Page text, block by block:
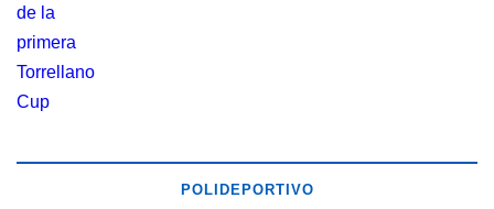
POLIDEPORTIVO